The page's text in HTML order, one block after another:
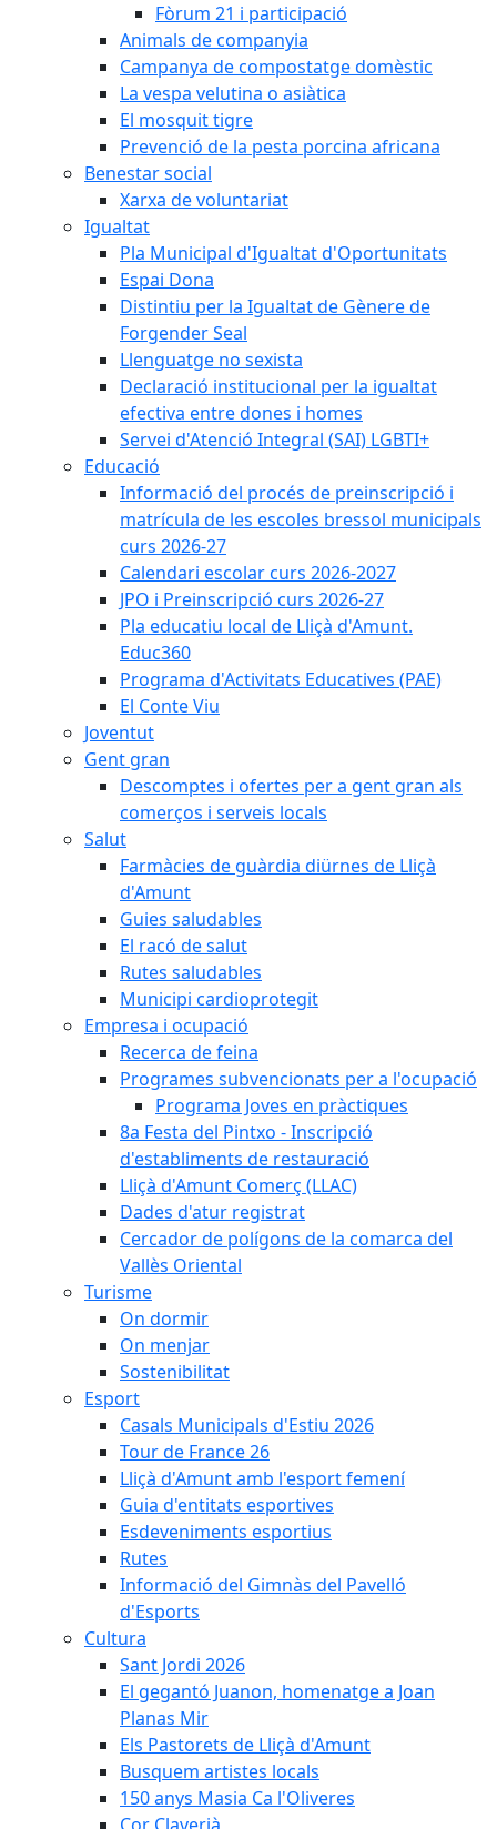
Fòrum 21 i participació
Animals de companyia
Campanya de compostatge domèstic
La vespa velutina o asiàtica
El mosquit tigre
Prevenció de la pesta porcina africana
Benestar social
Xarxa de voluntariat
Igualtat
Pla Municipal d'Igualtat d'Oportunitats
Espai Dona
Distintiu per la Igualtat de Gènere de
Forgender Seal
Llenguatge no sexista
Declaració institucional per la igualtat
efectiva entre dones i homes
Servei d'Atenció Integral (SAI) LGBTI+
Educació
Informació del procés de preinscripció i
matrícula de les escoles bressol municipals
curs 2026-27
Calendari escolar curs 2026-2027
JPO i Preinscripció curs 2026-27
Pla educatiu local de Lliçà d'Amunt.
Educ360
Programa d'Activitats Educatives (PAE)
El Conte Viu
Joventut
Gent gran
Descomptes i ofertes per a gent gran als
comerços i serveis locals
Salut
Farmàcies de guàrdia diürnes de Lliçà
d'Amunt
Guies saludables
El racó de salut
Rutes saludables
Municipi cardioprotegit
Empresa i ocupació
Recerca de feina
Programes subvencionats per a l'ocupació
Programa Joves en pràctiques
8a Festa del Pintxo - Inscripció
d'establiments de restauració
Lliçà d'Amunt Comerç (LLAC)
Dades d'atur registrat
Cercador de polígons de la comarca del
Vallès Oriental
Turisme
On dormir
On menjar
Sostenibilitat
Esport
Casals Municipals d'Estiu 2026
Tour de France 26
Lliçà d'Amunt amb l'esport femení
Guia d'entitats esportives
Esdeveniments esportius
Rutes
Informació del Gimnàs del Pavelló
d'Esports
Cultura
Sant Jordi 2026
El gegantó Juanon, homenatge a Joan
Planas Mir
Els Pastorets de Lliçà d'Amunt
Busquem artistes locals
150 anys Masia Ca l'Oliveres